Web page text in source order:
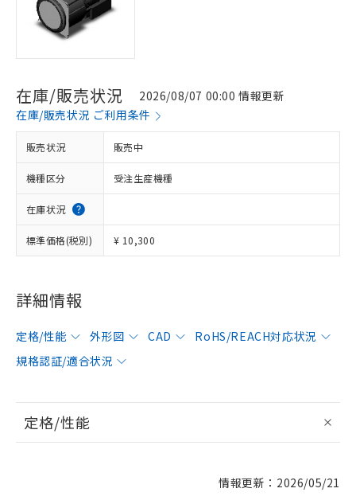
在庫/販売状況
2026/08/07 00:00 情報更新
在庫/販売状況 ご利用条件
販売状況 販売中
機種区分 受注生産機種
在庫状況
標準価格(税別) ¥ 10,300
詳細情報
定格/性能 外形図 CAD
RoHS/REACH対応状況
規格認証/適合状況
定格/性能
情報更新：2026/05/21